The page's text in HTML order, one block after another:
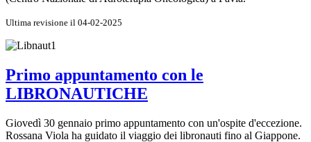
Ultima revisione il 04-02-2025
Primo appuntamento con le
LIBRONAUTICHE
Giovedì 30 gennaio primo appuntamento con un'ospite d'eccezione.
Rossana Viola ha guidato il viaggio dei libronauti fino al Giappone.